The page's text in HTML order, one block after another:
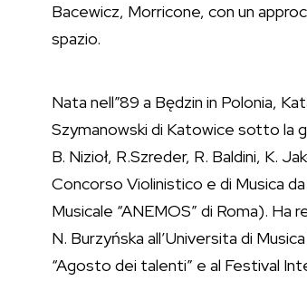
Bacewicz, Morricone, con un
spazio.
Nata nell”89 a Będzin in Polonia,
Szymanowski di Katowice sotto la
B. Nizioł, R.Szreder, R. Baldini, K.
Concorso Violinistico e di Musica
Musicale “ANEMOS” di Roma). Ha
N. Burzyńska all’Universita di
“Agosto dei talenti” e al Festival